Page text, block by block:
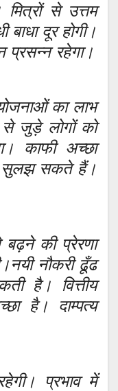
से उत्तम
बाधा दूर होगी।
प्रसन्न रहेगा।
का लाभ
जुड़े लोगों को
काफी अच्छा
सुलझ सकते हैं।
की प्रेरणा
नौकरी ढूँढ
है। वित्तीय
है। दाम्पत्य
प्रभाव में